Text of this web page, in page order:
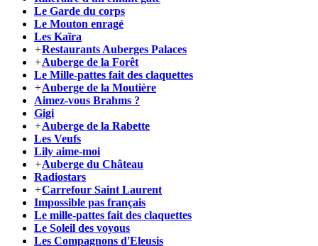
Le Garde du corps
Le Mouton enragé
Les Kaïra
+Restaurants Auberges Palaces
+Auberge de la Forêt
Le Mille-pattes fait des claquettes
+Auberge de la Moutière
Aimez-vous Brahms ?
Gigi
+Auberge de la Rabette
Les Veufs
Lily aime-moi
+Auberge du Château
Radiostars
+Carrefour Saint Laurent
Impossible pas français
Le mille-pattes fait des claquettes
Le Soleil des voyous
Les Compagnons d'Eleusis